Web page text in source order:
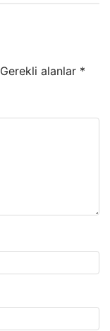
Gerekli alanlar *